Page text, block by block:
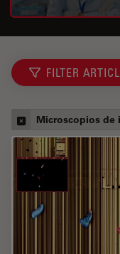
FILTER
Microscopios de